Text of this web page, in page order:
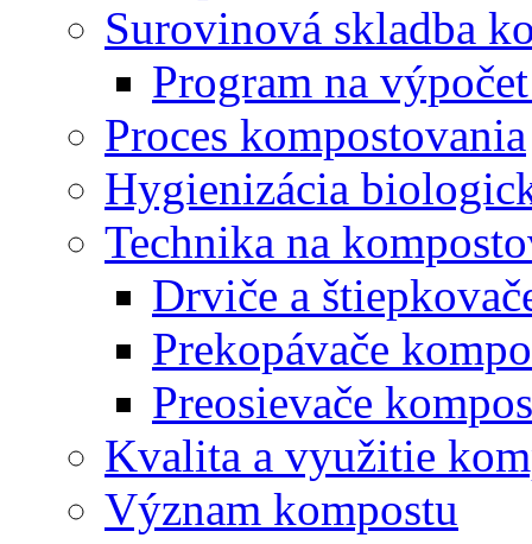
Surovinová skladba
Program na
Proces kompostovania
Hygienizácia
Technika na
Drviče a
Prekopávače
Preosievače
Kvalita a využitie
Význam kompostu